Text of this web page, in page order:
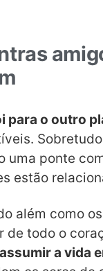
para o outro
uma ponte
estão
além como
de todo o
assumir a vida